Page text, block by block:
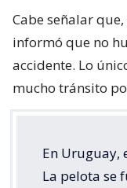
Cabe señalar
informó que no
accidente. Lo
mucho tránsito
En Uruguay,
La pelota se